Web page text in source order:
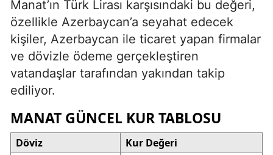
Manat’ın Türk Lirası karşısındaki bu değeri,
özellikle Azerbaycan’a seyahat edecek
kişiler, Azerbaycan ile ticaret yapan firmalar
ve dövizle ödeme gerçekleştiren
vatandaşlar tarafından yakından takip
ediliyor.
MANAT GÜNCEL KUR TABLOSU
Döviz
Kur Değeri